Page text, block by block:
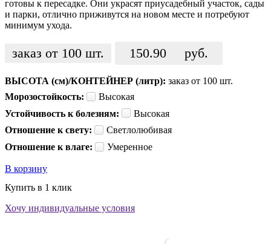
готовы к пересадке. Они украсят приусадебный участок, сады
и парки, отлично приживутся на новом месте и потребуют
минимум ухода.
заказ от 100 шт. 150.90 руб.
ВЫСОТА (см)/КОНТЕЙНЕР (литр): заказ от 100 шт.
Морозостойкость:
Высокая
Устойчивость к болезням:
Высокая
Отношение к свету:
Светлолюбивая
Отношение к влаге:
Умеренное
В корзину
Купить в 1 клик
Хочу индивидуальные условия